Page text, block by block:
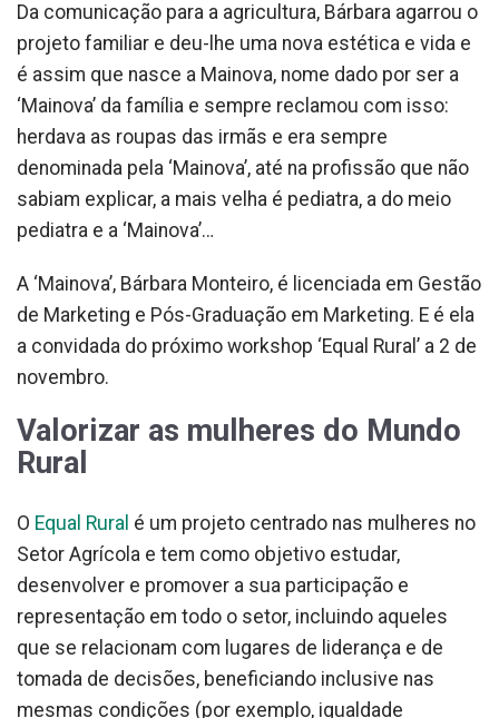
Da comunicação para a agricultura, Bárbara agarrou o
projeto familiar e deu-lhe uma nova estética e vida e
é assim que nasce a Mainova, nome dado por ser a
‘Mainova’ da família e sempre reclamou com isso:
herdava as roupas das irmãs e era sempre
denominada pela ‘Mainova’, até na profissão que não
sabiam explicar, a mais velha é pediatra, a do meio
pediatra e a ‘Mainova’…
A ‘Mainova’, Bárbara Monteiro, é licenciada em Gestão
de Marketing e Pós-Graduação em Marketing. E é ela
a convidada do próximo workshop ‘Equal Rural’ a 2 de
novembro.
Valorizar as mulheres do Mundo
Rural
O Equal Rural é um projeto centrado nas mulheres no
Setor Agrícola e tem como objetivo estudar,
desenvolver e promover a sua participação e
representação em todo o setor, incluindo aqueles
que se relacionam com lugares de liderança e de
tomada de decisões, beneficiando inclusive nas
mesmas condições (por exemplo, igualdade